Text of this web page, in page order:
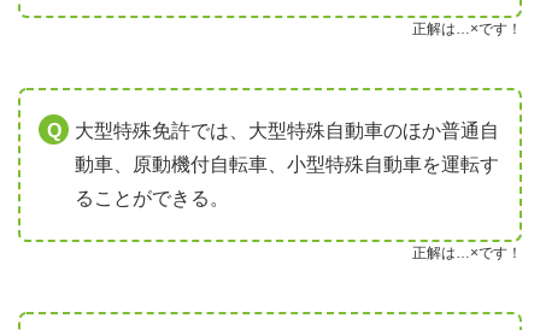
正解は…×です！
大型特殊免許では、大型特殊自動車のほか普通自
動車、原動機付自転車、小型特殊自動車を運転す
ることができる。
正解は…×です！